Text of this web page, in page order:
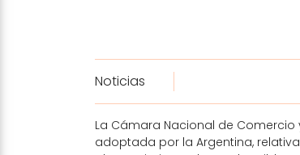
Noticias
La Cámara Nacional de
adoptada por la Argentina,